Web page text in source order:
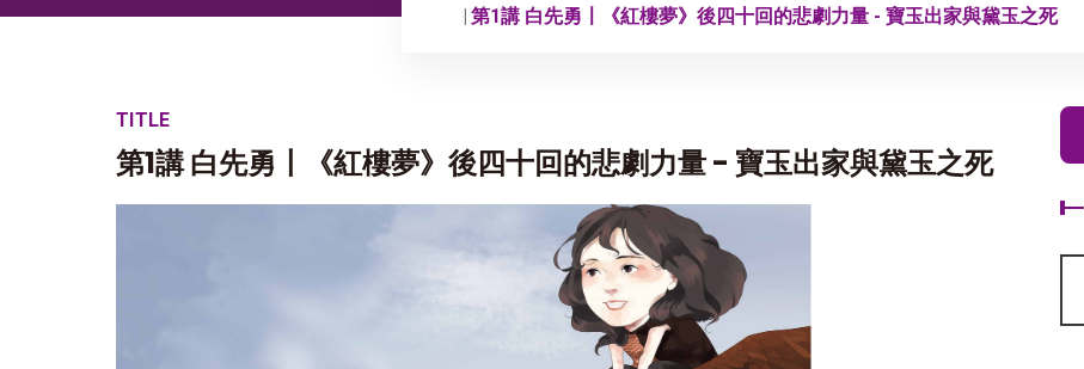
第1講 白先勇〡《紅樓夢》後四十回的悲劇力量 - 寶玉出家與黛玉之死
TITLE
第1講 白先勇〡《紅樓夢》後四十回的悲劇力量 - 寶玉出家與黛玉之死